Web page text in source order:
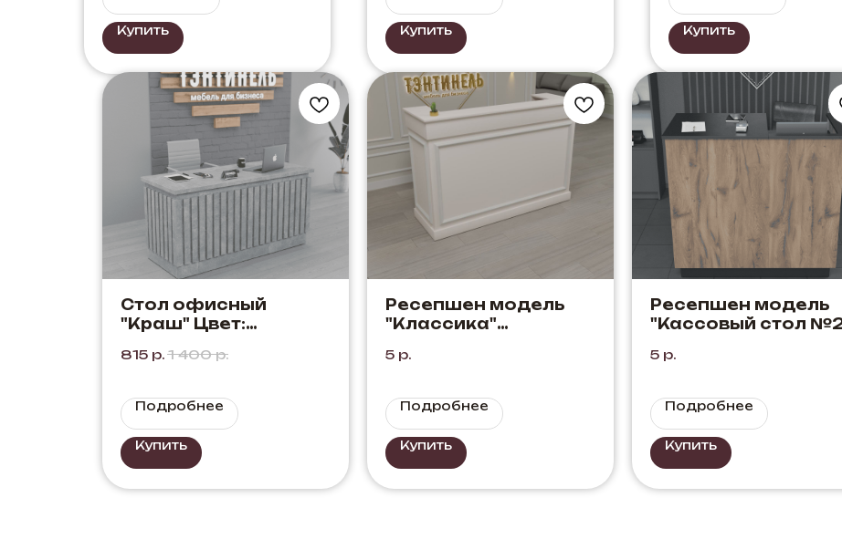
Купить Купить Купить
Стол офисный
"Краш" Цвет:
Выполнен в
бетона.
815 р. 1 400 р.
Подробнее
Купить
Ресепшен модель
"Классика"
5 р.
Подробнее
Купить
Ресепшен модель
"Кассовый стол
5 р.
Подробнее
Купить